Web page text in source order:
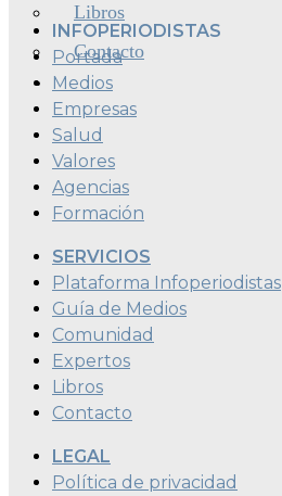
Libros
Contacto
INFOPERIODISTAS
Portada
Medios
Empresas
Salud
Valores
Agencias
Formación
SERVICIOS
Plataforma Infoperiodistas
Guía de Medios
Comunidad
Expertos
Libros
Contacto
LEGAL
Política de privacidad